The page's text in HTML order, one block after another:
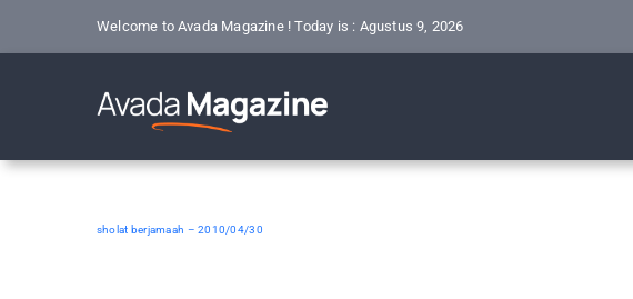
Welcome to Avada Magazine ! Today is : Agustus 9, 2026
sholat berjamaah – 2010/04/30